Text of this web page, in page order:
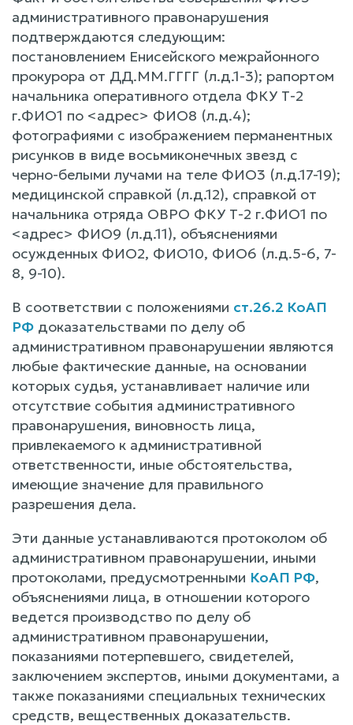
административного правонарушения
подтверждаются следующим:
постановлением Енисейского межрайонного
прокурора от ДД.ММ.ГГГГ (л.д.1-3); рапортом
начальника оперативного отдела ФКУ Т-2
г.ФИО1 по <адрес> ФИО8 (л.д.4);
фотографиями с изображением перманентных
рисунков в виде восьмиконечных звезд с
черно-белыми лучами на теле ФИО3 (л.д.17-19);
медицинской справкой (л.д.12), справкой от
начальника отряда ОВРО ФКУ Т-2 г.ФИО1 по
<адрес> ФИО9 (л.д.11), объяснениями
осужденных ФИО2, ФИО10, ФИО6 (л.д.5-6, 7-
8, 9-10).
В соответствии с положениями ст.26.2 КоАП
РФ доказательствами по делу об
административном правонарушении являются
любые фактические данные, на основании
которых судья, устанавливает наличие или
отсутствие события административного
правонарушения, виновность лица,
привлекаемого к административной
ответственности, иные обстоятельства,
имеющие значение для правильного
разрешения дела.
Эти данные устанавливаются протоколом об
административном правонарушении, иными
протоколами, предусмотренными КоАП РФ,
объяснениями лица, в отношении которого
ведется производство по делу об
административном правонарушении,
показаниями потерпевшего, свидетелей,
заключением экспертов, иными документами, а
также показаниями специальных технических
средств, вещественных доказательств.